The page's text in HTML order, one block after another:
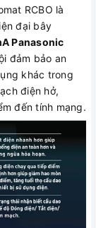
RCBO là
đại bây
Panasonic
đảm bảo an
khác trong
điện hở,
đến tính mạng.